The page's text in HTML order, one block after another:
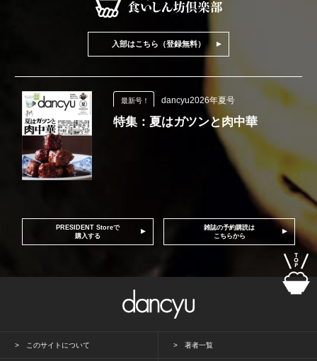
入部はこちら（登録無料）
最新号！ dancyu2026年夏号
特集：夏はガツンと肉中華
PRESIDENT Storeで
購入する
雑誌の予約購読は
こちらから
このサイトについて 著者一覧